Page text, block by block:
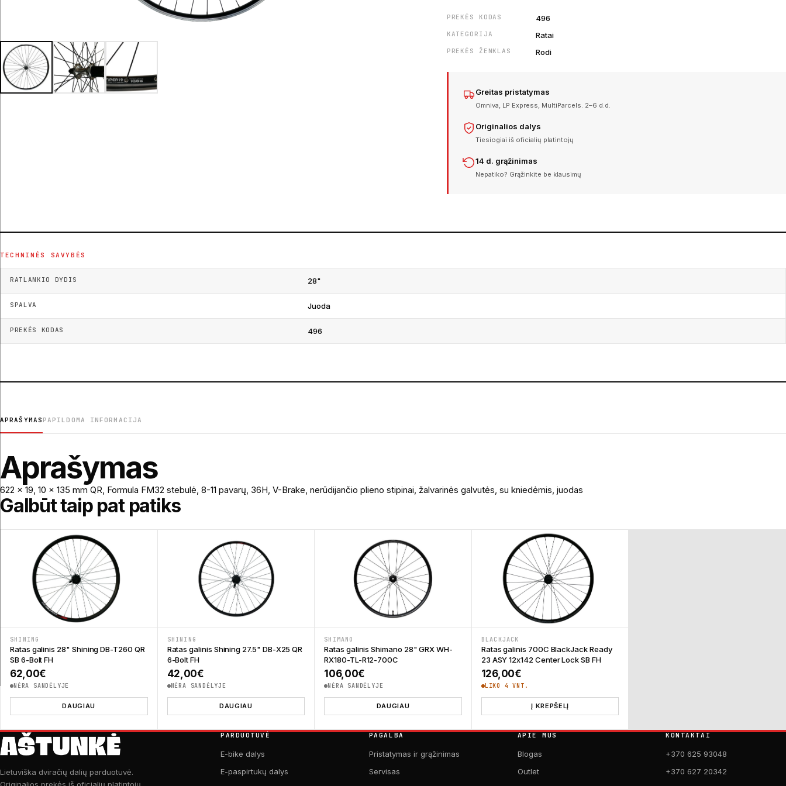
PREKĖS KODAS 496
KATEGORIJA Ratai
PREKĖS ŽENKLAS Rodi
Greitas pristatymas
Omniva, LP Express, MultiParcels. 2–6 d.d.
Originalios dalys
Tiesiogiai iš oficialių platintojų
14 d. grąžinimas
Nepatiko? Grąžinkite be klausimų
TECHNINĖS SAVYBĖS
RATLANKIO DYDIS 28"
SPALVA Juoda
PREKĖS KODAS 496
APRAŠYMAS PAPILDOMA INFORMACIJA
Aprašymas
622 x 19, 10 x 135 mm QR, Formula FM32 stebulė, 8-11 pavarų, 36H, V-Brake, nerūdijančio plieno stipinai, žalvarinės galvutės, su kniedėmis, juodas
Galbūt taip pat patiks
SHINING
Ratas galinis 28" Shining DB-T260 QR
SB 6-Bolt FH
62,00€
NĖRA SANDĖLYJE
DAUGIAU
SHINING
Ratas galinis Shining 27.5" DB-X25 QR
6-Bolt FH
42,00€
NĖRA SANDĖLYJE
DAUGIAU
SHIMANO
Ratas galinis Shimano 28" GRX WH-
RX180-TL-R12-700C
106,00€
NĖRA SANDĖLYJE
DAUGIAU
BLACKJACK
Ratas galinis 700C BlackJack Ready
23 ASY 12x142 Center Lock SB FH
126,00€
LIKO 4 VNT.
Į KREPŠELĮ
Lietuviška dviračių dalių parduotuvė.
PARDUOTUVĖ
E-bike dalys
E-paspirtukų dalys
PAGALBA
Pristatymas ir grąžinimas
Servisas
APIE MUS
Blogas
Outlet
KONTAKTAI
+370 625 93048
+370 627 20342